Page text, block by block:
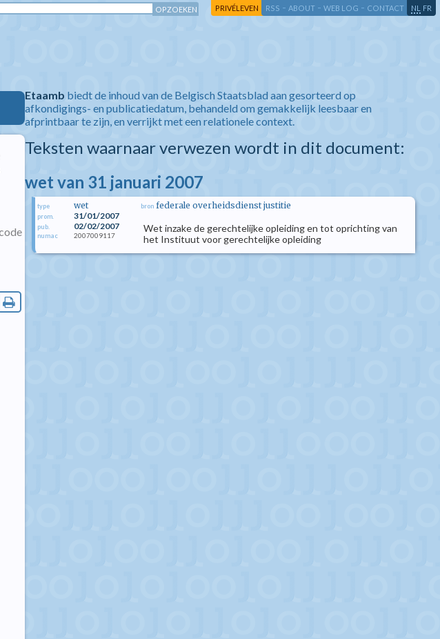
PRIVÉLEVEN RSS - ABOUT - WEB LOG - CONTACT NL FR
Etaamb biedt de inhoud van de Belgisch Staatsblad aan gesorteerd op
afkondigings- en publicatiedatum, behandeld om gemakkelijk leesbaar en
afprintbaar te zijn, en verrijkt met een relationele context.
Teksten waarnaar verwezen wordt in dit document:
wet van 31 januari 2007
type wet
prom. 31/01/2007
pub. 02/02/2007
numac 2007009117
bron federale overheidsdienst justitie
Wet inzake de gerechtelijke opleiding en tot oprichting van
het Instituut voor gerechtelijke opleiding